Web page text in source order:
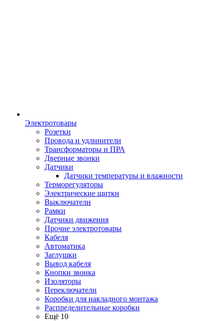
Электротовары
Розетки
Провода и удлинители
Трансформаторы и ПРА
Дверные звонки
Датчики
Датчики температуры и влажности
Терморегуляторы
Электрические щитки
Выключатели
Рамки
Датчики движения
Прочие электротовары
Кабеля
Автоматика
Заглушки
Вывод кабеля
Кнопки звонка
Изоляторы
Переключатели
Коробки для накладного монтажа
Распределительные коробки
Ещё 10